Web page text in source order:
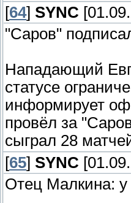
[64] SYNC
"Саров"
Нападающий
статусе
информирует
провёл за
сыграл 28
[65] SYNC
Отец Малкина: